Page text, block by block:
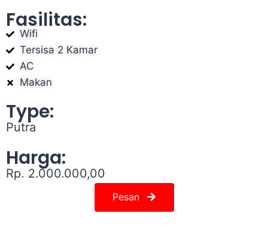
Fasilitas:
Wifi
Tersisa 2 Kamar
AC
Makan
Type:
Putra
Harga:
Rp. 2.000.000,00
Pesan